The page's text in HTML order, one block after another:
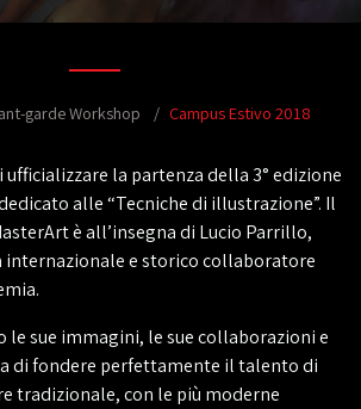
garde Workshop Campus Estivo 2018
la partenza della 3° edizione
alle “Tecniche di illustrazione”. Il
è all’insegna di Lucio Parrillo,
internazionale e storico collaboratore
le sue immagini, le sue collaborazioni e
di fondere perfettamente il talento di
tradizionale, con le più moderne